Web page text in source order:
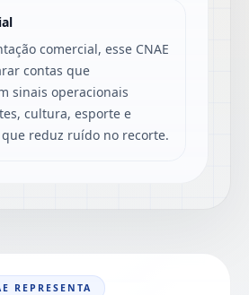
comercial, esse CNAE
contas que
sinais operacionais
cultura, esporte e
que reduz ruído no recorte.
REPRESENTA